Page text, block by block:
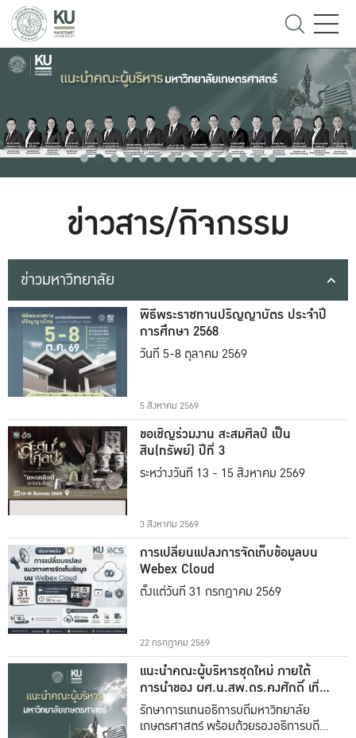
ข่าวสาร/กิจกรรม
ข่าวมหาวิทยาลัย
พิธีพระราชทานปริญญาบัตร ประจำปี
การศึกษา 2568
วันที่ 5-8 ตุลาคม 2569
5 สิงหาคม 2569
ขอเชิญร่วมงาน สะสมศิลป์ เป็น
สิน(ทรัพย์) ปีที่ 3
ระหว่างวันที่ 13 - 15 สิงหาคม 2569
3 สิงหาคม 2569
การเปลี่ยนแปลงการจัดเก็บข้อมูลบน
Webex Cloud
ตั้งแต่วันที่ 31 กรกฎาคม 2569
22 กรกฎาคม 2569
แนะนำคณะผู้บริหารชุดใหม่ ภายใต้
การนำของ ผศ.น.สพ.ดร.คงศักดิ์ เที่ยง
ธรรม
รักษาการแทนอธิการบดีมหาวิทยาลัย
เกษตรศาสตร์ พร้อมด้วยรองอธิการบดีทั้ง